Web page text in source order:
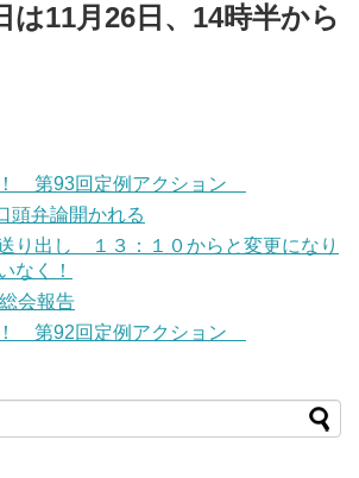
は11月26日、14時半から
第93回定例アクション
頭弁論開かれる
り出し １３：１０からと変更になり
なく！
会報告
第92回定例アクション